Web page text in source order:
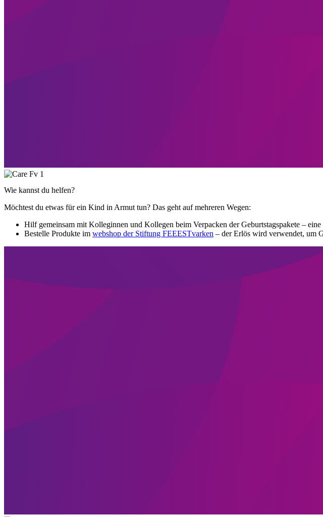
Wie kannst du helfen?
Möchtest du etwas für ein Kind in Armut tun? Das geht auf mehreren Wegen:
Hilf gemeinsam mit Kolleginnen und Kollegen beim Verpacken der Geburtstagspakete –
Bestelle Produkte im webshop der Stiftung FEEESTvarken – der Erlös wird verwendet, um